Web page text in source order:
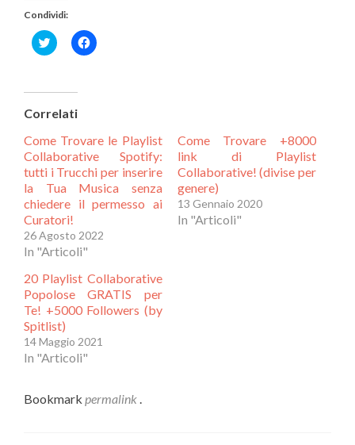
Condividi:
Fai
clic
condividere
su
Twitter
apre
in
una
nuova
finestra)
Fai
clic
in
una
nuova
finestra)
Correlati
Come Trovare le Playlist
Collaborative Spotify:
tutti i Trucchi per inserire
la Tua Musica senza
chiedere il permesso ai
Curatori!
26 Agosto 2022
In "Articoli"
Come Trovare +8000
link di Playlist
Collaborative! (divise per
genere)
13 Gennaio 2020
In "Articoli"
20 Playlist Collaborative
Popolose GRATIS per
Te! +5000 Followers (by
Spitlist)
14 Maggio 2021
In "Articoli"
Bookmark permalink